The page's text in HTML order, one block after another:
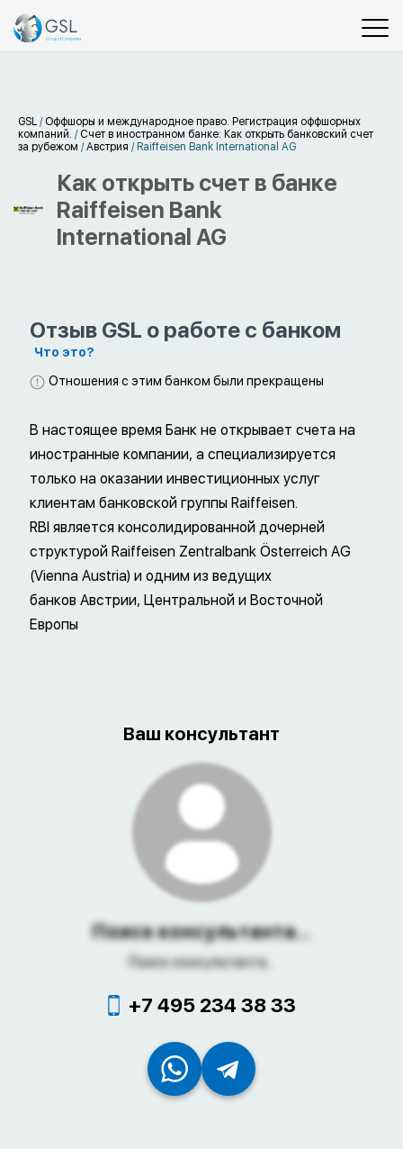
GSL / Оффшоры и международное право. Регистрация оффшорных
компаний. / Счет в иностранном банке: Как открыть банковский счет
за рубежом /Австрия / Raiffeisen Bank International AG
Как открыть счет в банке
Raiffeisen Bank
International AG
Отзыв GSL о работе с банком
Что это?
Отношения с этим банком были прекращены
В настоящее время Банк не открывает счета на
иностранные компании, а специализируется
только на оказании инвестиционных услуг
клиентам банковской группы Raiffeisen.
RBI является консолидированной дочерней
структурой Raiffeisen Zentralbank Österreich AG
(Vienna Austria) и одним из ведущих
банков Австрии, Центральной и Восточной
Европы
Ваш консультант
Поиск консультанта...
Поиск консультанта...
+7 495 234 38 33